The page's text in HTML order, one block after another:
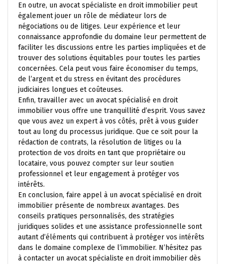
En outre, un avocat spécialiste en droit immobilier peut
également jouer un rôle de médiateur lors de
négociations ou de litiges. Leur expérience et leur
connaissance approfondie du domaine leur permettent de
faciliter les discussions entre les parties impliquées et de
trouver des solutions équitables pour toutes les parties
concernées. Cela peut vous faire économiser du temps,
de l’argent et du stress en évitant des procédures
judiciaires longues et coûteuses.
Enfin, travailler avec un avocat spécialisé en droit
immobilier vous offre une tranquillité d’esprit. Vous savez
que vous avez un expert à vos côtés, prêt à vous guider
tout au long du processus juridique. Que ce soit pour la
rédaction de contrats, la résolution de litiges ou la
protection de vos droits en tant que propriétaire ou
locataire, vous pouvez compter sur leur soutien
professionnel et leur engagement à protéger vos
intérêts.
En conclusion, faire appel à un avocat spécialisé en droit
immobilier présente de nombreux avantages. Des
conseils pratiques personnalisés, des stratégies
juridiques solides et une assistance professionnelle sont
autant d’éléments qui contribuent à protéger vos intérêts
dans le domaine complexe de l’immobilier. N’hésitez pas
à contacter un avocat spécialiste en droit immobilier dès